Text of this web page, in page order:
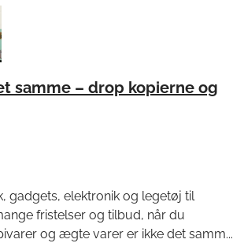
samme – drop kopierne og
gadgets, elektronik og legetøj til
fristelser og tilbud, når du
og ægte varer er ikke det samm...